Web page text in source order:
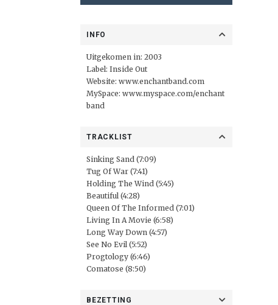
INFO
Uitgekomen in: 2003
Label: Inside Out
Website: www.enchantband.com
MySpace: www.myspace.com/enchant
band
TRACKLIST
Sinking Sand (7:09)
Tug Of War (7:41)
Holding The Wind (5:45)
Beautiful (4:28)
Queen Of The Informed (7:01)
Living In A Movie (6:58)
Long Way Down (4:57)
See No Evil (5:52)
Progtology (6:46)
Comatose (8:50)
BEZETTING